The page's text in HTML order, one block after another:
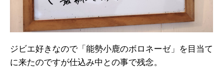
ジビエ好きなので「能勢小鹿のボロネーゼ」を目当て
に来たのですが仕込み中との事で残念。